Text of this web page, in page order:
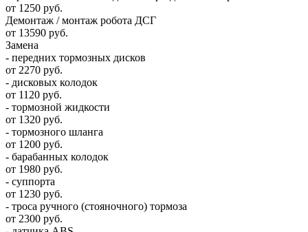
от 1250 руб.
Демонтаж / монтаж робота ДСГ
от 13590 руб.
Замена
- передних тормозных дисков
от 2270 руб.
- дисковых колодок
от 1120 руб.
- тормозной жидкости
от 1320 руб.
- тормозного шланга
от 1200 руб.
- барабанных колодок
от 1980 руб.
- суппорта
от 1230 руб.
- троса ручного (стояночного) тормоза
от 2300 руб.